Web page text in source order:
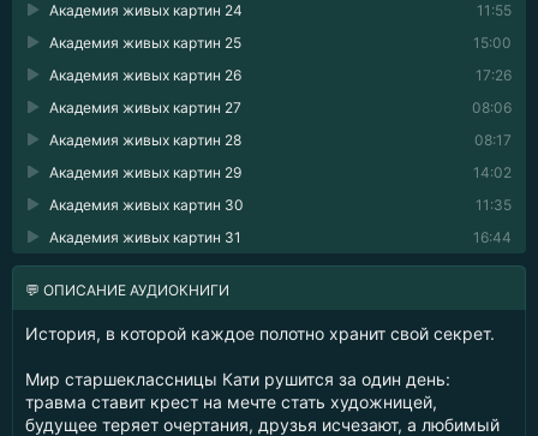
11:55
Академия живых картин 24
15:00
Академия живых картин 25
17:26
Академия живых картин 26
08:06
Академия живых картин 27
08:17
Академия живых картин 28
14:02
Академия живых картин 29
11:35
Академия живых картин 30
16:44
Академия живых картин 31
💬 ОПИСАНИЕ АУДИОКНИГИ
История, в которой каждое полотно хранит свой секрет.
Мир старшеклассницы Кати рушится за один день:
травма ставит крест на мечте стать художницей,
будущее теряет очертания, друзья исчезают, а любимый